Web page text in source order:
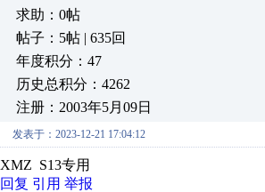
求助：0帖
帖子：5帖 | 635回
年度积分：47
历史总积分：4262
注册：2003年5月09日
发表于：2023-12-21 17:04:12
XMZ S13专用
回复 引用 举报